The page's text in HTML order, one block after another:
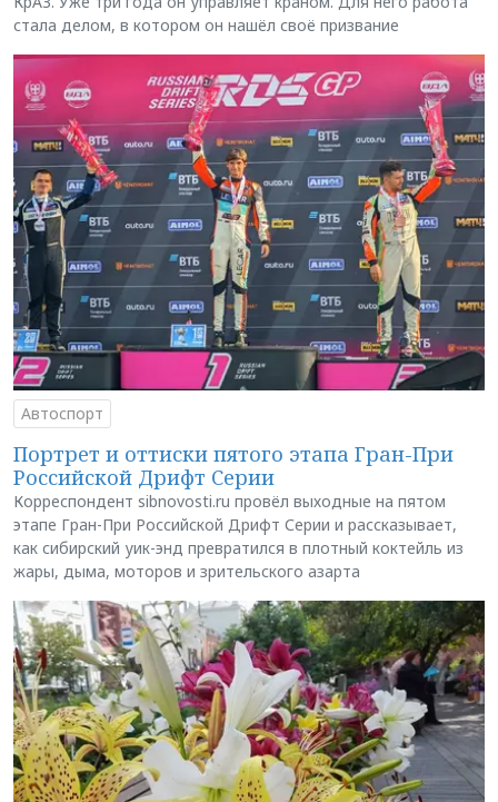
стала делом, в котором он нашёл своё призвание
Автоспорт
Портрет и оттиски пятого этапа Гран-При
Российской Дрифт Серии
Корреспондент sibnovosti.ru провёл выходные на пятом
этапе Гран-При Российской Дрифт Серии и рассказывает,
как сибирский уик-энд превратился в плотный коктейль из
жары, дыма, моторов и зрительского азарта